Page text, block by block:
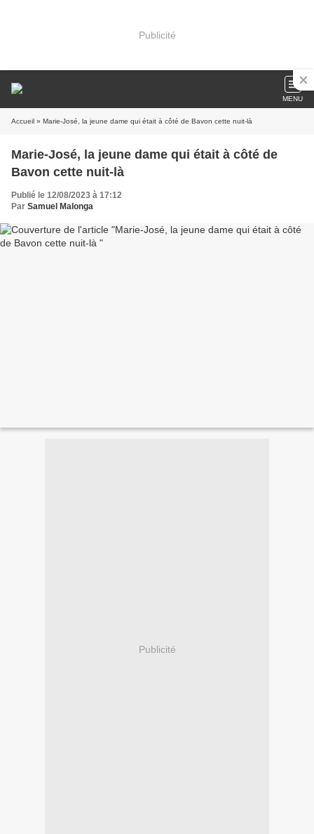
Publicité
MENU
Accueil » Marie-José, la jeune dame qui était à côté de Bavon cette nuit-là
Marie-José, la jeune dame qui était à côté de
Bavon cette nuit-là
Publié le 12/08/2023 à 17:12
Par Samuel Malonga
Publicité